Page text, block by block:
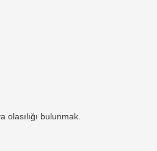
olasılığı bulunmak.